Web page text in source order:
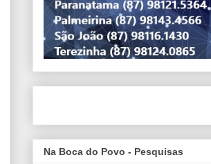
Na Boca do Povo - Pesquisas